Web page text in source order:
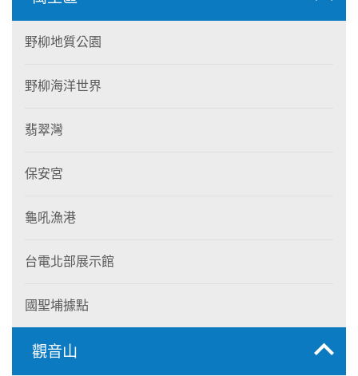
野柳地質公園
野柳海洋世界
翡翠灣
保安宮
龜吼漁港
台電北部展示館
國聖埔據點
觀音山